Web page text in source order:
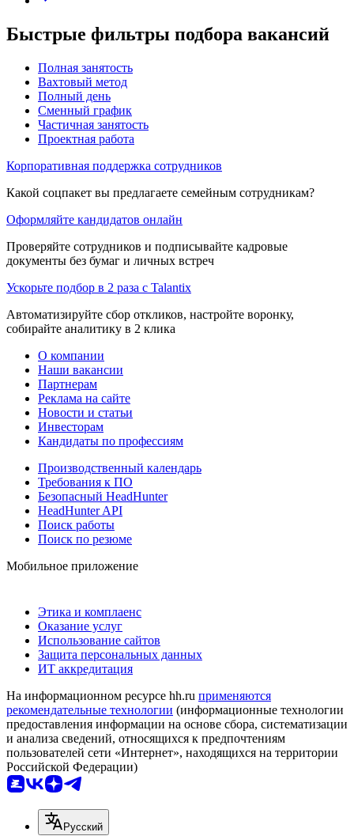
Быстрые фильтры подбора вакансий
Полная занятость
Вахтовый метод
Полный день
Сменный график
Частичная занятость
Проектная работа
Корпоративная поддержка сотрудников
Какой соцпакет вы предлагаете семейным сотрудникам?
Оформляйте кандидатов онлайн
Проверяйте сотрудников и подписывайте кадровые
документы без бумаг и личных встреч
Ускорьте подбор в 2 раза с Talantix
Автоматизируйте сбор откликов, настройте воронку,
собирайте аналитику в 2 клика
О компании
Наши вакансии
Партнерам
Реклама на сайте
Новости и статьи
Инвесторам
Кандидаты по профессиям
Производственный календарь
Требования к ПО
Безопасный HeadHunter
HeadHunter API
Поиск работы
Поиск по резюме
Мобильное приложение
Этика и комплаенс
Оказание услуг
Использование сайтов
Защита персональных данных
ИТ аккредитация
На информационном ресурсе hh.ru применяются
рекомендательные технологии (информационные технологии
предоставления информации на основе сбора, систематизации
и анализа сведений, относящихся к предпочтениям
пользователей сети «Интернет», находящихся на территории
Российской Федерации)
Русский